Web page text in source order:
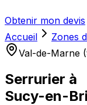
Obtenir mon devis
Accueil
Zones
Val-de-Marne
Serrurier à
Sucy-en-